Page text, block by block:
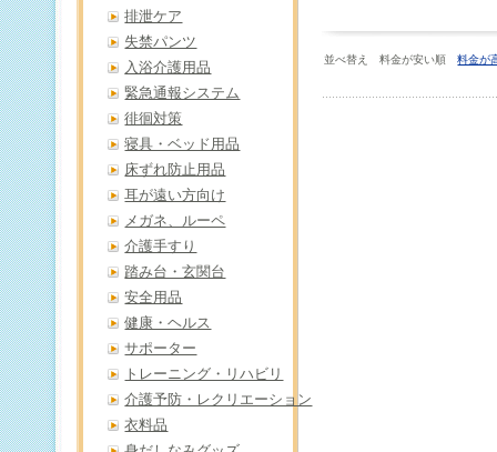
並べ替え 料金が安い順料金が
排泄ケア
失禁パンツ
入浴介護用品
緊急通報システム
徘徊対策
寝具・ベッド用品
床ずれ防止用品
耳が遠い方向け
メガネ、ルーペ
介護手すり
踏み台・玄関台
安全用品
健康・ヘルス
サポーター
トレーニング・リハビリ
介護予防・レクリエーション
衣料品